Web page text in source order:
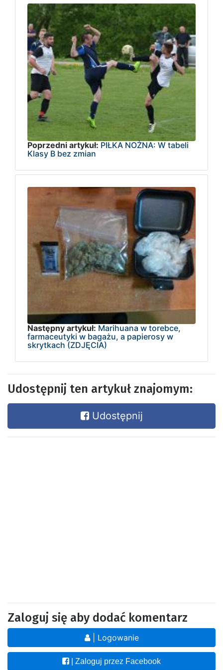
Poprzedni artykuł: PIŁKA NOŻNA: W tabeli
Klasy B bez zmian
Następny artykuł: Marihuana w torebce,
farmaceutyki w bagażu, a papierosy w
skrytkach (ZDJĘCIA)
Udostępnij ten artykuł znajomym:
Udostępnij
Zaloguj się aby dodać komentarz
| Logowanie
| Zaloguj przez Facebook